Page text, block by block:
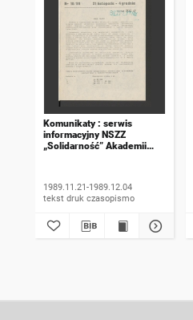
Komunikaty : serwis
informacyjny NSZZ
„Solidarność” Akademii
1989.11.21-1989.12.04
tekst druk czasopismo